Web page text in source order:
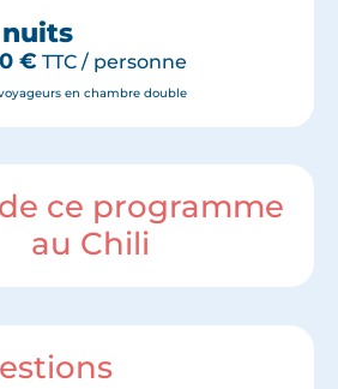
nuits
€ TTC / personne
en chambre double
ce programme
au Chili